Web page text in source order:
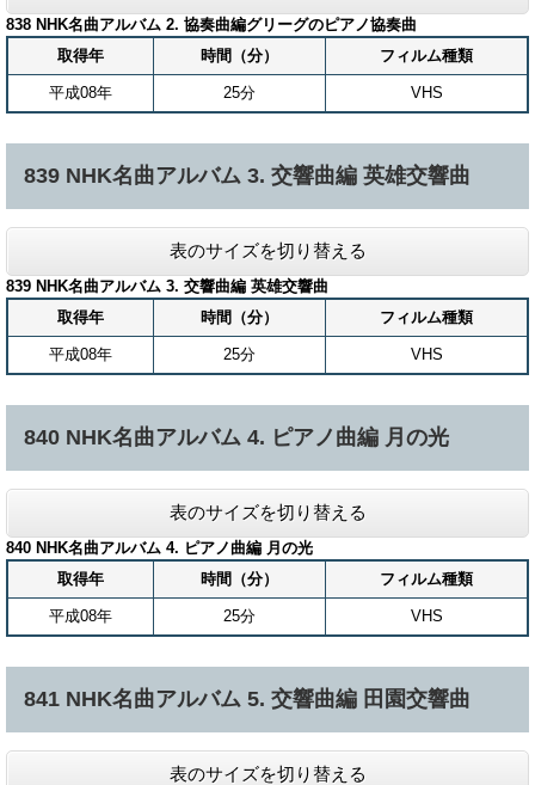
838 NHK名曲アルバム 2. 協奏曲編グリーグのピアノ協奏曲
取得年
時間（分） フィルム種類
平成08年 25分 VHS
839 NHK名曲アルバム 3. 交響曲編 英雄交響曲
表のサイズを切り替える
839 NHK名曲アルバム 3. 交響曲編 英雄交響曲
取得年
時間（分） フィルム種類
平成08年 25分 VHS
840 NHK名曲アルバム 4. ピアノ曲編 月の光
表のサイズを切り替える
840 NHK名曲アルバム 4. ピアノ曲編 月の光
取得年
時間（分） フィルム種類
平成08年 25分 VHS
841 NHK名曲アルバム 5. 交響曲編 田園交響曲
表のサイズを切り替える